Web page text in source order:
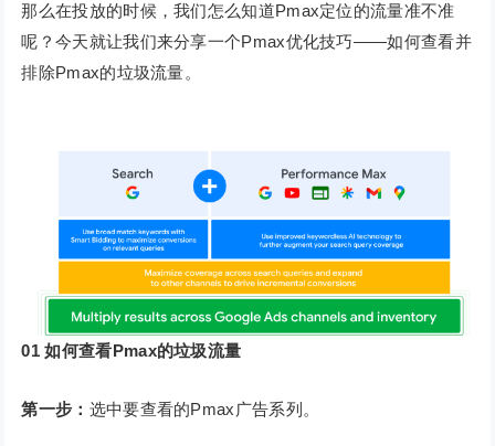
那么在投放的时候，我们怎么知道Pmax定位的流量准不准
呢？今天就让我们来分享一个Pmax优化技巧——如何查看并
排除Pmax的垃圾流量。
01 如何查看Pmax的垃圾流量
第一步： 选中要查看的Pmax广告系列。